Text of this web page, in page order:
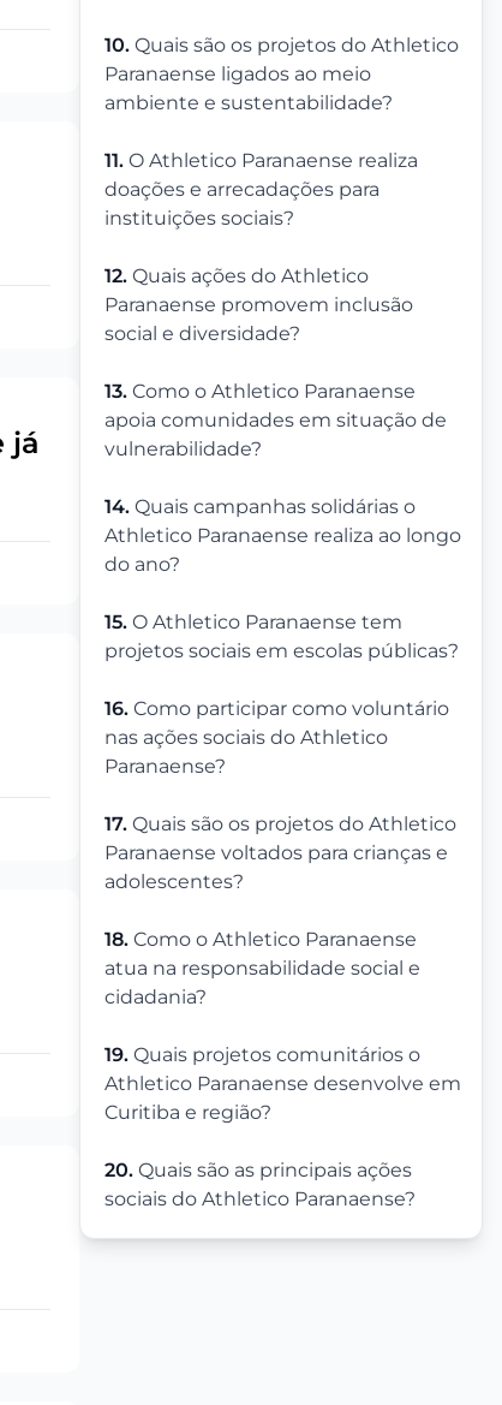
10. Quais são os projetos do Athletico
Paranaense ligados ao meio
ambiente e sustentabilidade?
11. O Athletico Paranaense realiza
doações e arrecadações para
instituições sociais?
12. Quais ações do Athletico
Paranaense promovem inclusão
social e diversidade?
13. Como o Athletico Paranaense
apoia comunidades em situação de
vulnerabilidade?
14. Quais campanhas solidárias o
Athletico Paranaense realiza ao longo
do ano?
15. O Athletico Paranaense tem
projetos sociais em escolas públicas?
16. Como participar como voluntário
nas ações sociais do Athletico
Paranaense?
17. Quais são os projetos do Athletico
Paranaense voltados para crianças e
adolescentes?
18. Como o Athletico Paranaense
atua na responsabilidade social e
cidadania?
19. Quais projetos comunitários o
Athletico Paranaense desenvolve em
Curitiba e região?
20. Quais são as principais ações
sociais do Athletico Paranaense?
já